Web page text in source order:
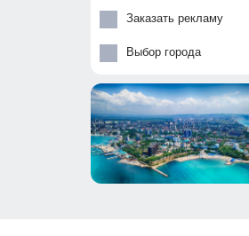
Заказать рекламу
Выбор города